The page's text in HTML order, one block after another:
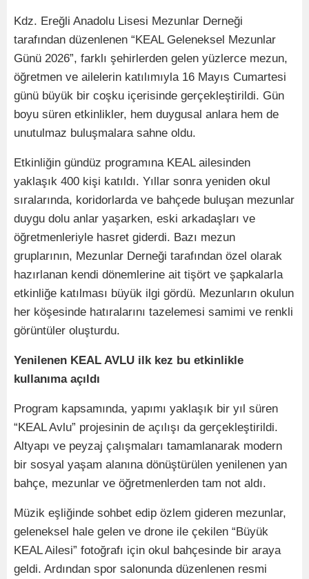
Kdz. Ereğli Anadolu Lisesi Mezunlar Derneği
tarafından düzenlenen “KEAL Geleneksel Mezunlar
Günü 2026”, farklı şehirlerden gelen yüzlerce mezun,
öğretmen ve ailelerin katılımıyla 16 Mayıs Cumartesi
günü büyük bir coşku içerisinde gerçekleştirildi. Gün
boyu süren etkinlikler, hem duygusal anlara hem de
unutulmaz buluşmalara sahne oldu.
Etkinliğin gündüz programına KEAL ailesinden
yaklaşık 400 kişi katıldı. Yıllar sonra yeniden okul
sıralarında, koridorlarda ve bahçede buluşan mezunlar
duygu dolu anlar yaşarken, eski arkadaşları ve
öğretmenleriyle hasret giderdi. Bazı mezun
gruplarının, Mezunlar Derneği tarafından özel olarak
hazırlanan kendi dönemlerine ait tişört ve şapkalarla
etkinliğe katılması büyük ilgi gördü. Mezunların okulun
her köşesinde hatıralarını tazelemesi samimi ve renkli
görüntüler oluşturdu.
Yenilenen KEAL AVLU ilk kez bu etkinlikle
kullanıma açıldı
Program kapsamında, yapımı yaklaşık bir yıl süren
“KEAL Avlu” projesinin de açılışı da gerçekleştirildi.
Altyapı ve peyzaj çalışmaları tamamlanarak modern
bir sosyal yaşam alanına dönüştürülen yenilenen yan
bahçe, mezunlar ve öğretmenlerden tam not aldı.
Müzik eşliğinde sohbet edip özlem gideren mezunlar,
geleneksel hale gelen ve drone ile çekilen “Büyük
KEAL Ailesi” fotoğrafı için okul bahçesinde bir araya
geldi. Ardından spor salonunda düzenlenen resmi